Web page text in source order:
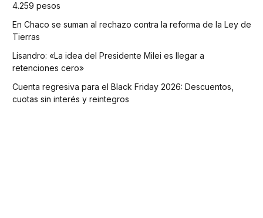
4.259 pesos
En Chaco se suman al rechazo contra la reforma de la Ley de
Tierras
Lisandro: «La idea del Presidente Milei es llegar a
retenciones cero»
Cuenta regresiva para el Black Friday 2026: Descuentos,
cuotas sin interés y reintegros